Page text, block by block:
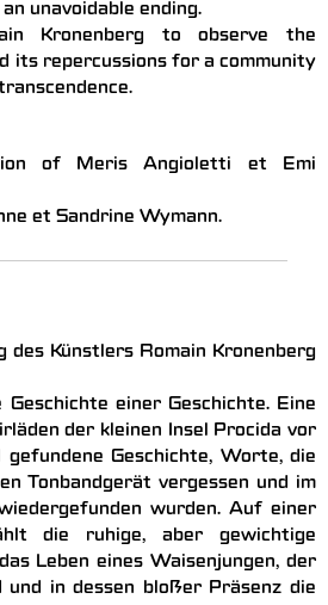
unavoidable ending.
Kronenberg to observe the
its repercussions for a community
of Meris Angioletti et Emi
et Sandrine Wymann.
des Künstlers Romain Kronenberg
einer Geschichte. Eine
der kleinen Insel Procida vor
Geschichte, Worte, die
Tonbandgerät vergessen und im
wurden. Auf einer
die ruhige, aber gewichtige
Leben eines Waisenjungen, der
in dessen bloßer Präsenz die